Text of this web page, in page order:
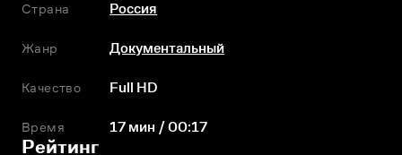
Страна
Россия
Жанр Документальный
Качество Full HD
Время 17 мин / 00:17
Рейтинг